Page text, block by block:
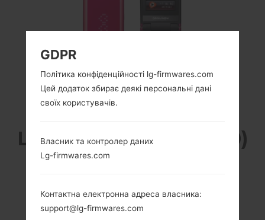
LG KH3900 (LGKH3900)
З СЕРІЇ LG JOYPOP
GDPR
Політика конфіденційності lg-firmwares.com
Цей додаток збирає деякі персональні дані
своїх користувачів.
Власник та контролер даних
Lg-firmwares.com
Контактна електронна адреса власника:
support@lg-firmwares.com